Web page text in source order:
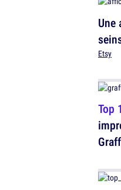
Une
Etsy
Top